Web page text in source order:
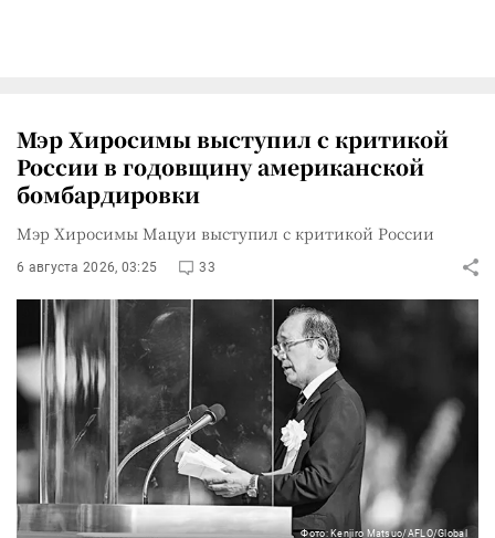
Мэр Хиросимы выступил с критикой
России в годовщину американской
бомбардировки
Мэр Хиросимы Мацуи выступил с критикой России
6 августа 2026, 03:25 33
Фото: Kenjiro Matsuo/AFLO/Global